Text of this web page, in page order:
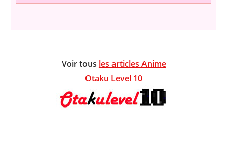
Voir tous les articles Anime
Otaku Level 10